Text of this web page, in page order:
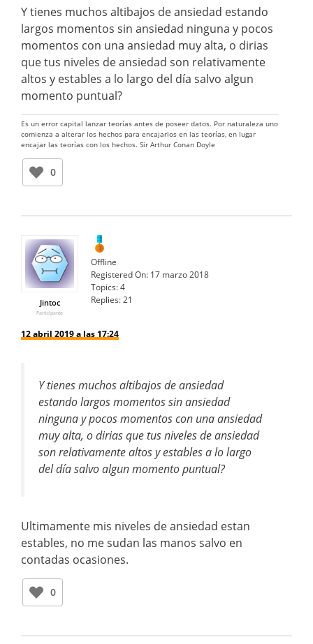
Y tienes muchos altibajos de ansiedad estando
largos momentos sin ansiedad ninguna y pocos
momentos con una ansiedad muy alta, o dirias
que tus niveles de ansiedad son relativamente
altos y estables a lo largo del día salvo algun
momento puntual?
Es un error capital lanzar teorías antes de poseer datos. Por naturaleza uno
comienza a alterar los hechos para encajarlos en las teorías, en lugar
encajar las teorías con los hechos. Sir Arthur Conan Doyle
0
Jintoc
Participante
Offline
Registered On: 17 marzo 2018
Topics:4
Replies:21
12 abril 2019 a las 17:24
Y tienes muchos altibajos de ansiedad
estando largos momentos sin ansiedad
ninguna y pocos momentos con una ansiedad
muy alta, o dirias que tus niveles de ansiedad
son relativamente altos y estables a lo largo
del día salvo algun momento puntual?
Ultimamente mis niveles de ansiedad estan
estables, no me sudan las manos salvo en
contadas ocasiones.
0